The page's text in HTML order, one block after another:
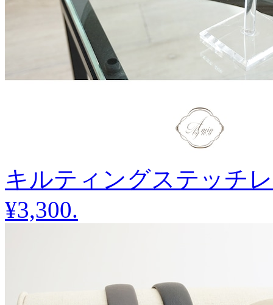
キルティングステッチ
¥3,300.